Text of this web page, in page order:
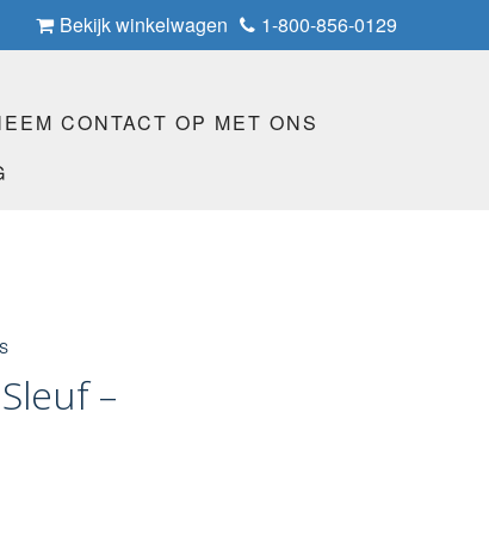
1-800-856-0129
Bekijk winkelwagen
CONTACT OP MET ONS
–